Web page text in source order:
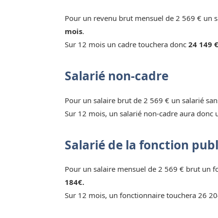
Pour un revenu brut mensuel de 2 569 € un
mois.
Sur 12 mois un cadre touchera donc 24 149
Salarié non-cadre
Pour un salaire brut de 2 569 € un salarié
Sur 12 mois, un salarié non-cadre aura
Salarié de la fonction
Pour un salaire mensuel de 2 569 € brut un
184€.
Sur 12 mois, un fonctionnaire touchera 26